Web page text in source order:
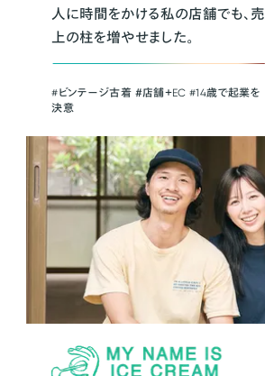
人に時間をかける私の店舗でも、売
上の柱を増やせました。
#ビンテージ古着 ＃店舗＋EC #14歳で起業を
決意